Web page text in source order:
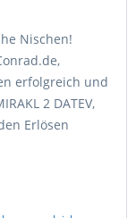
Nischen!
erfolgreich und
2 DATEV,
Erlösen